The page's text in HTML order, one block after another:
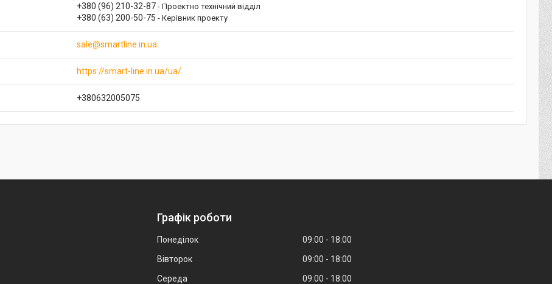
+380 (96) 210-32-87 Проектно технічний відділ
+380 (63) 200-50-75 Керівник проекту
sale@smartline.in.ua
https://smart-line.in.ua/ua/
+380632005075
Графік роботи
Понеділок 09:00
18:00
Вівторок
09:00
18:00
Середа
09:00
18:00